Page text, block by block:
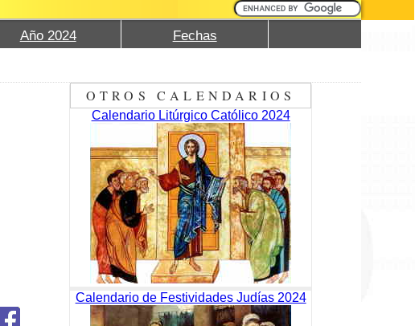
Año 2024 Fechas
OTROS CALENDARIOS
Calendario Litúrgico Católico 2024
Calendario de Festividades Judías 2024